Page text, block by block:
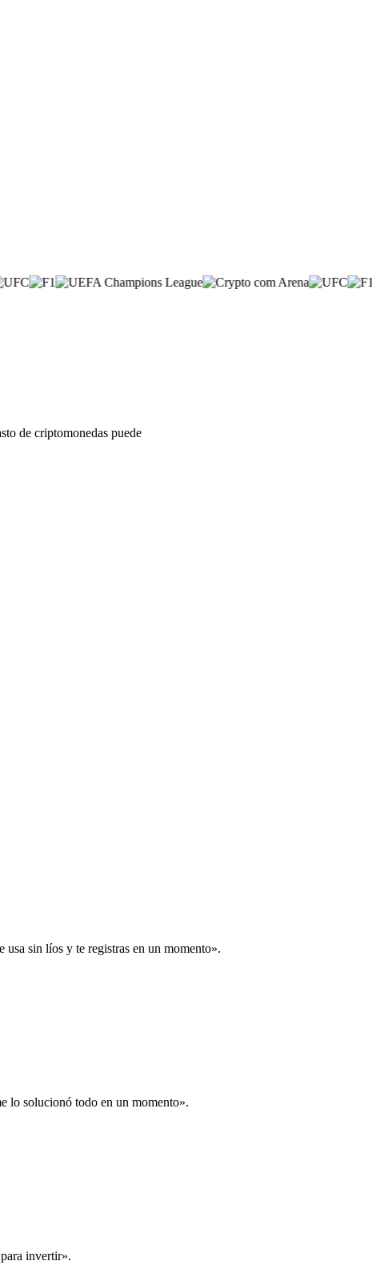
de criptomonedas puede
sin líos y te registras en un momento».
lo solucionó todo en un momento».
invertir».